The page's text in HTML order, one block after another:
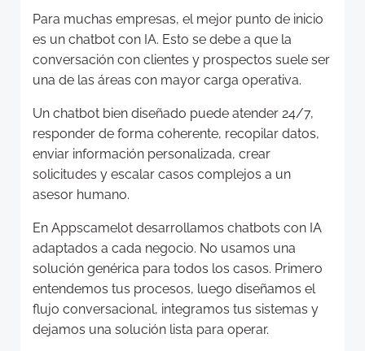
Para muchas empresas, el mejor punto de inicio
es un chatbot con IA. Esto se debe a que la
conversación con clientes y prospectos suele ser
una de las áreas con mayor carga operativa.
Un chatbot bien diseñado puede atender 24/7,
responder de forma coherente, recopilar datos,
enviar información personalizada, crear
solicitudes y escalar casos complejos a un
asesor humano.
En Appscamelot desarrollamos chatbots con IA
adaptados a cada negocio. No usamos una
solución genérica para todos los casos. Primero
entendemos tus procesos, luego diseñamos el
flujo conversacional, integramos tus sistemas y
dejamos una solución lista para operar.